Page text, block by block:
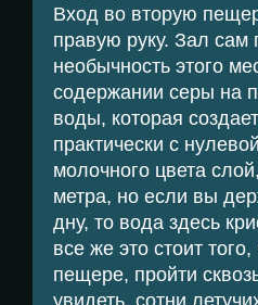
Вход во вторую
правую руку. Зал сам
необычность этого
содержании серы на
воды, которая
практически с
молочного цвета
метра, но если вы
дну, то вода здесь
все же это стоит
пещере, пройти
увидеть, сотни